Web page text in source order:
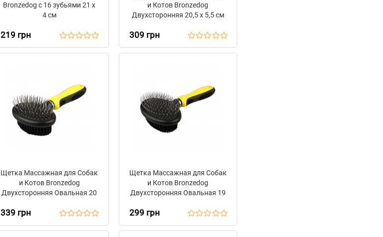
Bronzedog с 16 зубьями 21 х
4 см
219 грн
и Котов Bronzedog
Двухсторонняя 20,5 х 5,5 см
309 грн
Щетка Массажная для Собак
и Котов Bronzedog
Двухсторонняя Овальная 20
339 грн
Щетка Массажная для Собак
и Котов Bronzedog
Двухсторонняя Овальная 19
299 грн